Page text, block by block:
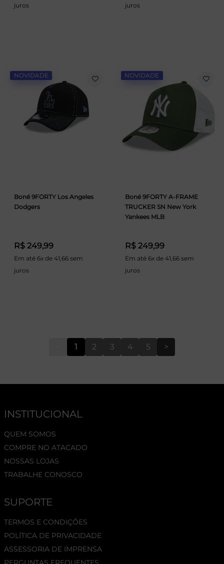
juros
juros
NOVIDADE
Boné 9FORTY Los Angeles
Dodgers
R$ 249,99
Em até 6x de 41,66 sem
juros
NOVIDADE
Boné 9FORTY A-FRAME
TRUCKER SN New York
Yankees MLB
R$ 249,99
Em até 6x de 41,66 sem
juros
1 2 3 4 5 >
INSTITUCIONAL
QUEM SOMOS
COMPRE NO ATACADO
NOSSAS LOJAS
TRABALHE CONOSCO
SUPORTE
TERMOS E CONDIÇÕES
POLÍTICA DE PRIVACIDADE
ASSESSORIA DE IMPRENSA